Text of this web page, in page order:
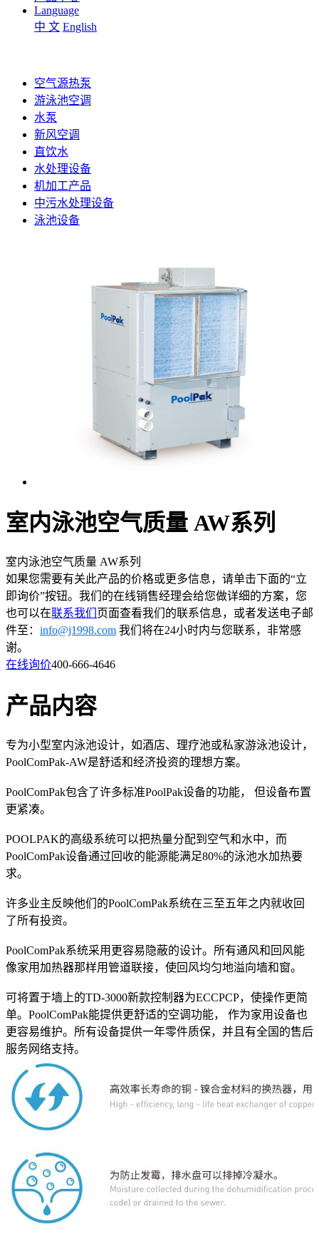
Language
中 文 English
空气源热泵
游泳池空调
水泵
新风空调
直饮水
水处理设备
机加工产品
中污水处理设备
泳池设备
室内泳池空气质量 AW系列
室内泳池空气质量 AW系列
如果您需要有关此产品的价格或更多信息，请单击下面的“立
即询价”按钮。我们的在线销售经理会给您做详细的方案，您
也可以在联系我们 页面查看我们的联系信息，或者发送电子邮
件至： info@j1998.com 我们将在24小时内与您联系，非常感
谢。
在线询价400-666-4646
产品内容
专为小型室内泳池设计，如酒店、理疗池或私家游泳池设计，
PoolComPak-AW是舒适和经济投资的理想方案。
PoolComPak包含了许多标准PoolPak设备的功能， 但设备布置
更紧凑。
POOLPAK的高级系统可以把热量分配到空气和水中，而
PoolComPak设备通过回收的能源能满足80%的泳池水加热要
求。
许多业主反映他们的PoolComPak系统在三至五年之内就收回
了所有投资。
PoolComPak系统采用更容易隐蔽的设计。所有通风和回风能
像家用加热器那样用管道联接，使回风均匀地溢向墙和窗。
可将置于墙上的TD-3000新款控制器为ECCPCP，使操作更简
单。PoolComPak能提供更舒适的空调功能， 作为家用设备也
更容易维护。所有设备提供一年零件质保，并且有全国的售后
服务网络支持。